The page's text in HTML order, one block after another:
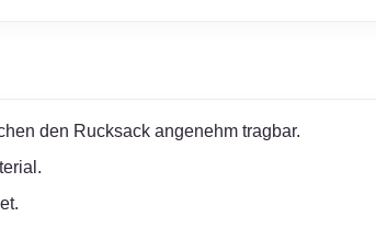
den Rucksack angenehm tragbar.